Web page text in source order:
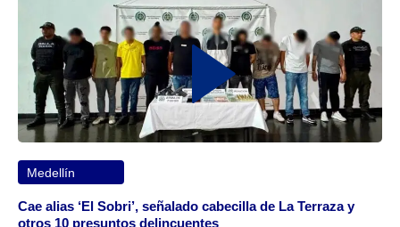
Medellín
Cae alias ‘El Sobri’, señalado cabecilla de La Terraza y
otros 10 presuntos delincuentes